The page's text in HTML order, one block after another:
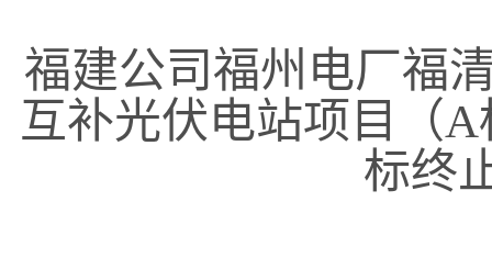
福建公司福州电厂福
互补光伏电站项目（
标终